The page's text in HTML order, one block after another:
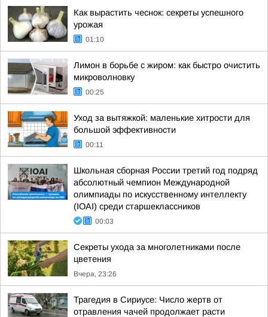
Как вырастить чеснок: секреты успешного
урожая
01:10
Лимон в борьбе с жиром: как быстро очистить
микроволновку
00:25
Уход за вытяжкой: маленькие хитрости для
большой эффективности
00:11
Школьная сборная России третий год подряд
абсолютный чемпион Международной
олимпиады по искусственному интеллекту
(IOAI) среди старшеклассников
00:03
Секреты ухода за многолетниками после
цветения
Вчера, 23:26
Трагедия в Сириусе: Число жертв от
отравления чачей продолжает расти